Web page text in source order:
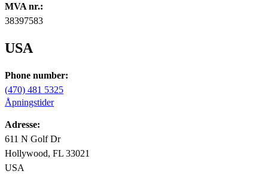
MVA nr.:
38397583
USA
Phone number:
(470) 481 5325
Åpningstider
Adresse:
611 N Golf Dr
Hollywood, FL 33021
USA